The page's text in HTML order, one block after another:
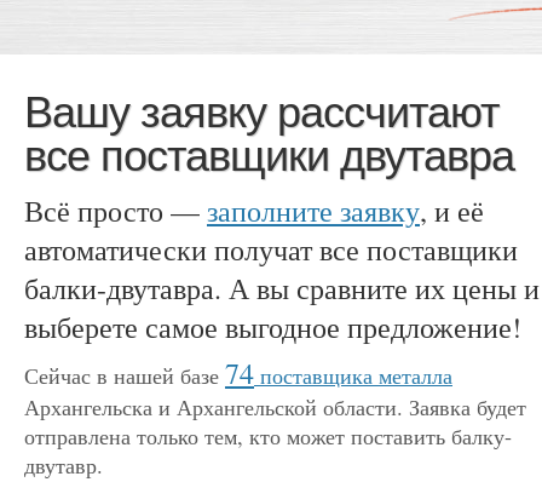
Вашу заявку рассчитают
все поставщики двутавра
Всё просто —заполните заявку, и её
автоматически получат все поставщики
балки-двутавра. А вы сравните их цены и
выберете самое выгодное предложение!
Сейчас в нашей базе 74 поставщика металла
Архангельска и Архангельской области. Заявка будет
отправлена только тем, кто может поставить балку-
двутавр.